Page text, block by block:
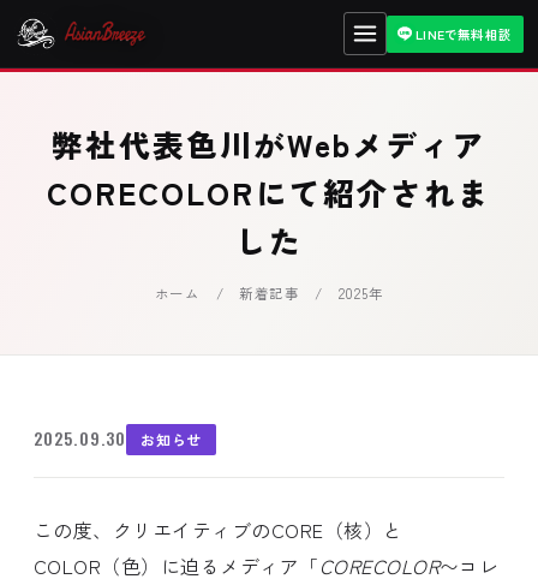
LINEで無料相談
弊社代表色川がWebメディア
CORECOLORにて紹介されま
した
ホーム / 新着記事 / 2025年
2025.09.30 お知らせ
この度、クリエイティブのCORE（核）と
COLOR（色）に迫るメディア「CORECOLOR〜コレ